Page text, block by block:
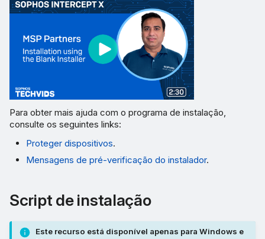
Para obter mais ajuda com o programa de instalação,
consulte os seguintes links:
Proteger dispositivos.
Mensagens de pré-verificação do instalador.
Script de instalação
Este recurso está disponível apenas para Windows e